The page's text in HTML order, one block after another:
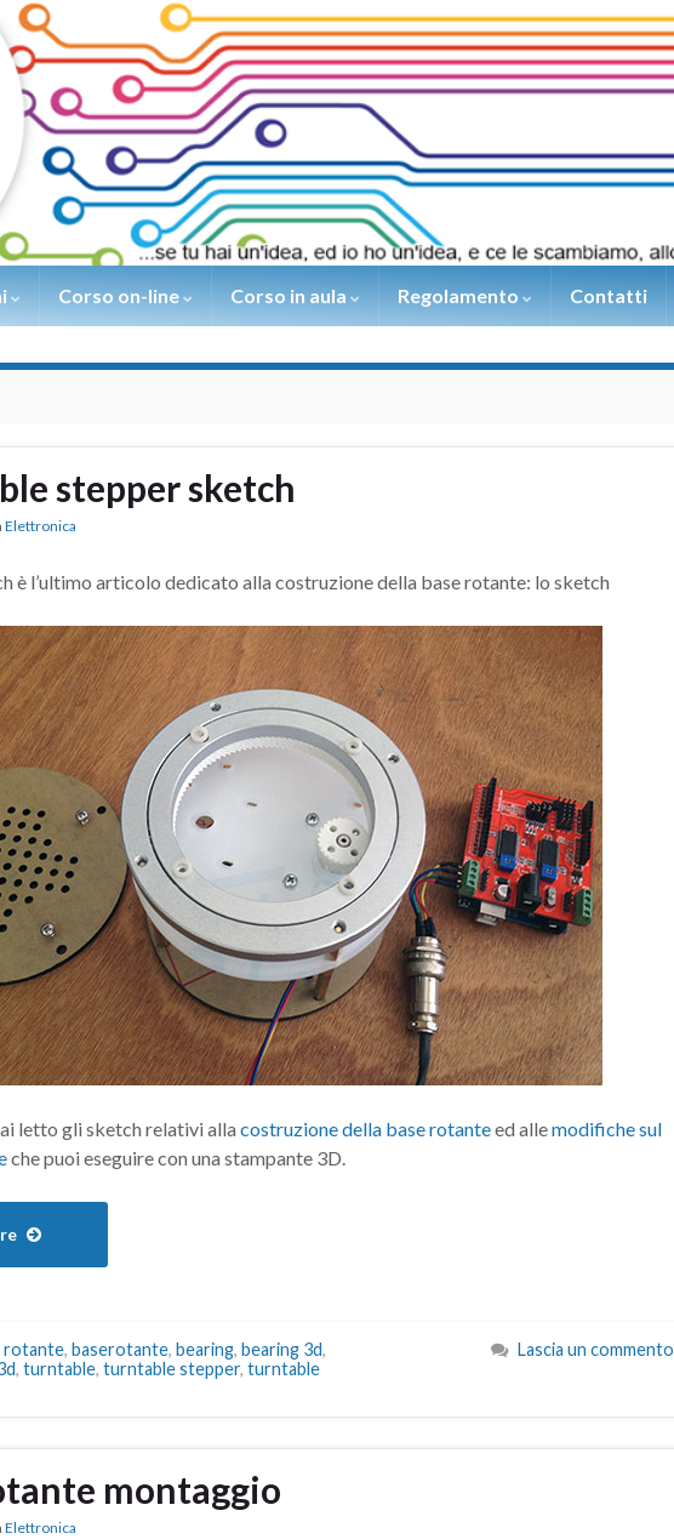
Corso on-line Corso in aula Regolamento Contatti
stepper sketch
Elettronica
è l’ultimo articolo dedicato alla costruzione della base rotante: lo sketch
letto gli sketch relativi alla costruzione della base rotanteed allemodifiche sul
che puoi eseguire con una stampante 3D.
rotante, baserotante, bearing, bearing 3d,
, turntable, turntable stepper, turntable
Lascia un commento
montaggio
Elettronica